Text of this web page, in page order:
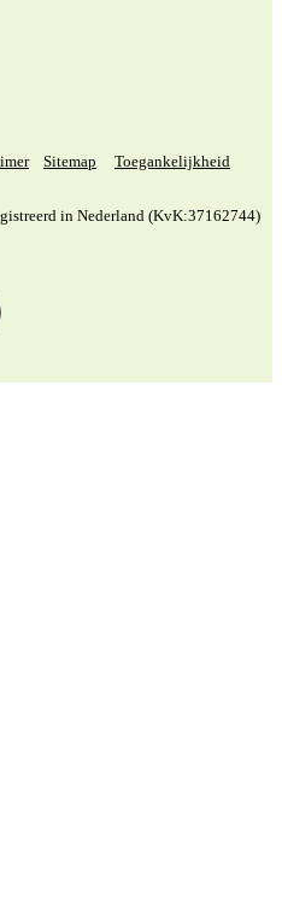
Sitemap Toegankelijkheid
in Nederland (KvK:37162744)